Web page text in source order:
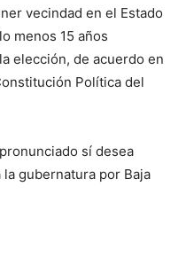
vecindad en el Estado
menos 15 años
elección, de acuerdo en
Política del
sí desea
la gubernatura por Baja